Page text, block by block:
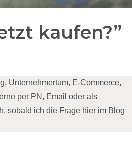
kaufen?”
Unternehmertum, E-Commerce,
per PN, Email oder als
sobald ich die Frage hier im Blog